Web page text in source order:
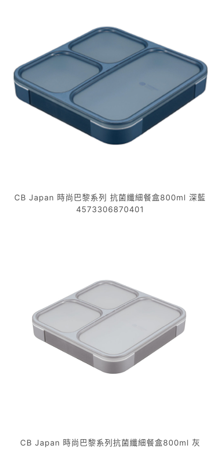
CB Japan 時尚巴黎系列 抗菌纖細餐盒800ml 深藍
4573306870401
CB Japan 時尚巴黎系列抗菌纖細餐盒800ml 灰